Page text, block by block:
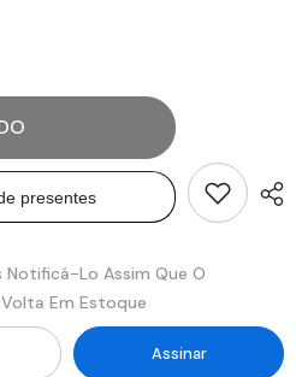
Notificá-Lo Assim Que O
Em Estoque
Assinar